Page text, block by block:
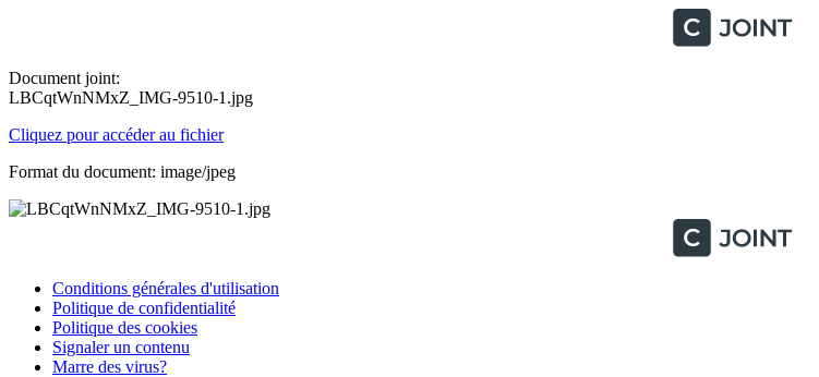
Document joint:
LBCqtWnNMxZ_IMG-9510-1.jpg
Cliquez pour accéder au fichier
Format du document: image/jpeg
Conditions générales d'utilisation
Politique de confidentialité
Politique des cookies
Signaler un contenu
Marre des virus?